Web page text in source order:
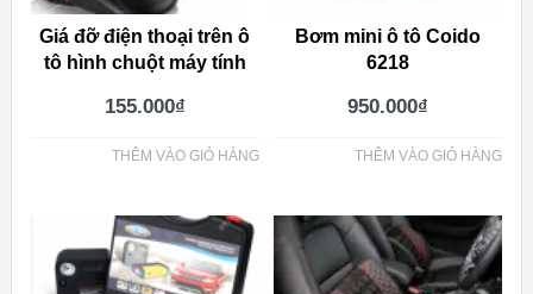
Giá đỡ điện thoại trên ô
tô hình chuột máy tính
155.000₫
THÊM VÀO GIỎ HÀNG
Bơm mini ô tô Coido
6218
950.000₫
THÊM VÀO GIỎ HÀNG